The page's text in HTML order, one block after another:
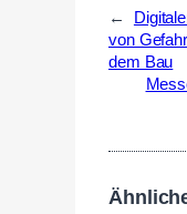
←
von
dem Bau